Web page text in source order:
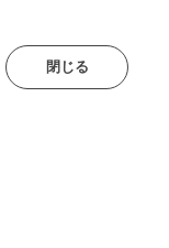
閉じる